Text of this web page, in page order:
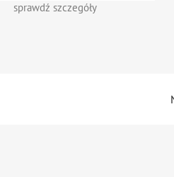
sprawdź szczegóły